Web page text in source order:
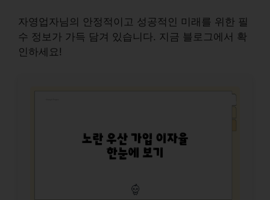
자영업자님의 안정적이고 성공적인 미래를 위한 필
수 정보가 가득 담겨 있습니다. 지금 블로그에서 확
인하세요!